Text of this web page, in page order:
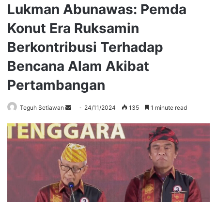
Lukman Abunawas: Pemda
Konut Era Ruksamin
Berkontribusi Terhadap
Bencana Alam Akibat
Pertambangan
Teguh Setiawan
Send
email
24/11/2024 135 1 minute read